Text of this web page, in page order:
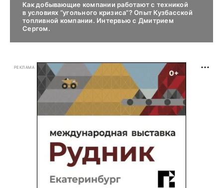
Как добывающие компании работают с техникой
в условиях “угольного кризиса”? Опыт Кузбасской
топливной компании. Интервью с Дмитрием
Сергом.
РЕКЛАМА